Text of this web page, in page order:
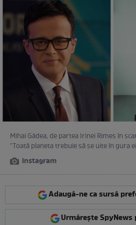
Mihai Gâdea, de partea Irinei Rimes în
"Toată planeta trebuie să se uite în gura
Instagram
Adaugă-ne ca sursă
Urmărește SpyNews